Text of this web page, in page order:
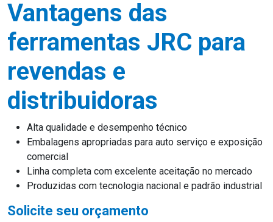
Vantagens das
ferramentas JRC para
revendas e
distribuidoras
Alta qualidade e desempenho técnico
Embalagens apropriadas para auto serviço e exposição
comercial
Linha completa com excelente aceitação no mercado
Produzidas com tecnologia nacional e padrão industrial
Solicite seu orçamento